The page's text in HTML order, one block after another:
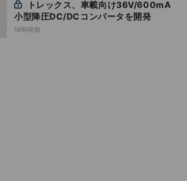
小型降圧DC/DCコンバータを開発
16時間前